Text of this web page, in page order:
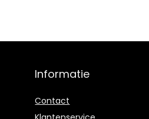
Informatie
Contact